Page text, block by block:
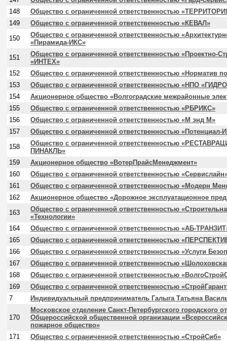
148
Общество с ограниченной ответственностью
149
Общество с ограниченной ответственностью «КЕВАЛ»
150
Общество с ограниченной ответственностью
«Пирамида-ИКС»
151
Общество с ограниченной ответственностью «Проектно-
«ИНТЕХ»
152
Общество с ограниченной ответственностью «Норматив
153
Общество с ограниченной ответственностью «НПО
154
Акционерное общество «Волгоградские межрайонные
155
Общество с ограниченной ответственностью «РБРИКС»
156
Общество с ограниченной ответственностью «М энд М»
157
Общество с ограниченной ответственностью «Потенциал-
158
Общество с ограниченной ответственностью
ПИНАКЛЬ»
159
Акционерное общество «ВотерПрайсМенеджмент»
160
Общество с ограниченной ответственностью
161
Общество с ограниченной ответственностью «Модерн
162
Акционерное общество «Дорожное эксплуатационное
163
Общество с ограниченной ответственностью
«Технологии»
164
Общество с ограниченной ответственностью «АБ-
165
Общество с ограниченной ответственностью
166
Общество с ограниченной ответственностью «Услуги
167
Общество с ограниченной ответственностью
168
Общество с ограниченной ответственностью
169
Общество с ограниченной ответственностью
7
Индивидуальный предприниматель Галыга Татьяна
170
Московское отделение Санкт-Петербургского городского
Общероссийской общественной организации
пожарное общество»
171
Общество с ограниченной ответственностью «СтройСиб»